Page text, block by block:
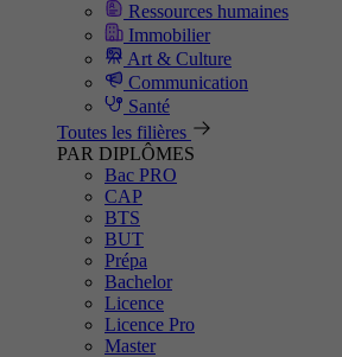
Ressources humaines
Immobilier
Art & Culture
Communication
Santé
Toutes les filières
PAR DIPLÔMES
Bac PRO
CAP
BTS
BUT
Prépa
Bachelor
Licence
Licence Pro
Master